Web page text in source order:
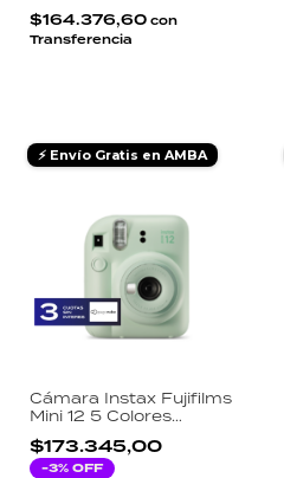
$164.376,60 con
Transferencia
⚡ Envío Gratis en AMBA
Cámara Instax Fujifilms
Mini 12 5 Colores
Disponibles - Verde
$173.345,00
-3% OFF